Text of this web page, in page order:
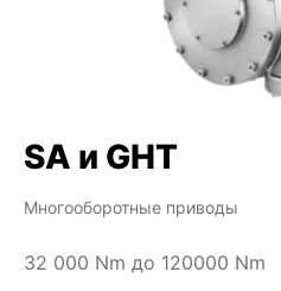
SA и GHT
Многооборотные приводы
32 000 Nm до 120000 Nm